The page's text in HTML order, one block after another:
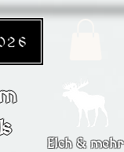
Elch & mehr